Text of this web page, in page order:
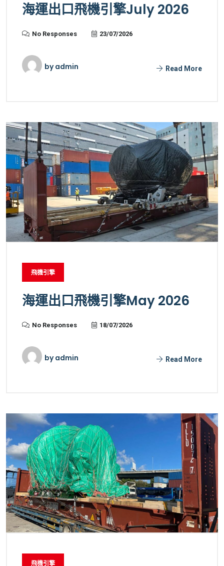
海運出口飛機引擎July 2026
No Responses 23/07/2026
byadmin Read More
飛機引擎
海運出口飛機引擎May 2026
No Responses 18/07/2026
byadmin Read More
飛機引擎